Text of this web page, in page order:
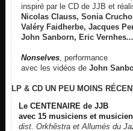
inspiré par le CD de JJB et
Nicolas Clauss, Sonia
Valéry Faidherbe, Jacques
John Sanborn, Eric Vernhes...
Nonselves , performance
avec les vidéos de John
LP & CD UN PEU MOINS
Le CENTENAIRE de JJB
avec 15 musiciens et
dist. Orkhêstra et Allumés du